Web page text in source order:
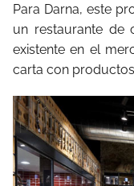
Para Darna, este
un restaurante de
existente en el
carta con